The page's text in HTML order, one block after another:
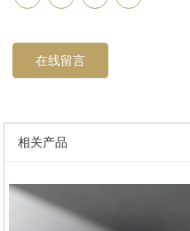
在线留言
相关产品